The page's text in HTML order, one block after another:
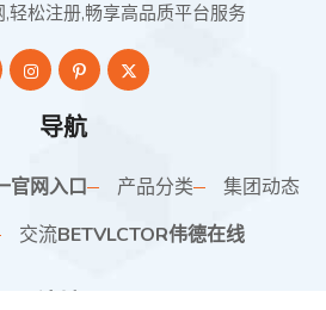
轻松注册,畅享高品质平台服务
导航
官网入口 产品分类
集团动态
交流BETVLCTOR伟德在线